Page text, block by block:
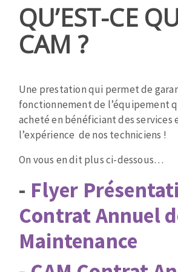
Nettoyage
Fraises carbure
Fers et plaquettes
Lames de scie à ruban
ABRASIFS
Disques auto-agrippant
Bandes abrasives
Disques fibre et papier
Feuilles 230 x 280 mm
Cales à poncer et patins
Plateaux supports
DISQUES
Disques abrasifs agglomérés
TRAITEMENT DE
Type
de
paragraphe
Zone
de
texte
QU’EST-CE
CAM ?
Une prestation qui permet de
fonctionnement de l’équipement
acheté en bénéficiant des services
l’expérience de nos techniciens !
On vous en dit plus ci-dessous…
- Flyer
Contrat Annuel
Maintenance